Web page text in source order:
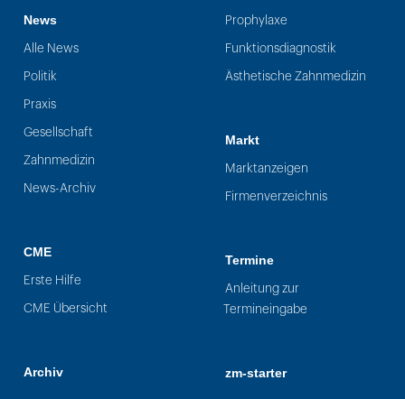
News
Alle News
Politik
Praxis
Gesellschaft
Zahnmedizin
News-Archiv
CME
Erste Hilfe
CME Übersicht
Archiv
Prophylaxe
Funktionsdiagnostik
Ästhetische Zahnmedizin
Markt
Marktanzeigen
Firmenverzeichnis
Termine
Anleitung zur
Termineingabe
zm-starter